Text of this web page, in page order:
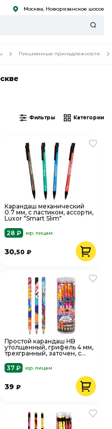
Москва, Новорязанское шоссе
Письменные принадлежности
Фильтры Категории
Карандаш механический
0.7 мм, с ластиком, ассорти,
Luxor "Smart Slim"
28 ₽
юр. лицам
30,50 ₽
Простой карандаш HB
утолщенный, грифель 4 мм,
трехгранный, заточен, с
37 ₽
юр. лицам
39₽